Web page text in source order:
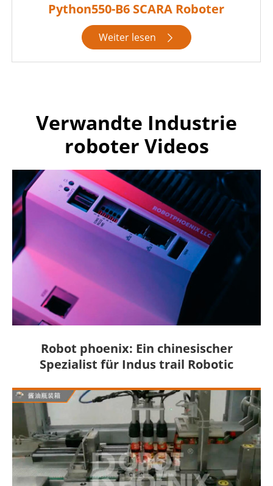
Python550-B6 SCARA Roboter
Weiter lesen 
Verwandte Industrie
roboter Videos
Robot phoenix: Ein chinesischer
Spezialist für Indus trail Robotic